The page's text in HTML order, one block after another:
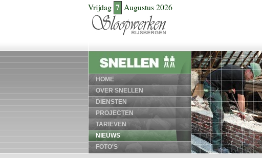
Vrijdag 7 Augustus 2026
HOME
OVER SNELLEN
DIENSTEN
PROJECTEN
TARIEVEN
NIEUWS
FOTO'S